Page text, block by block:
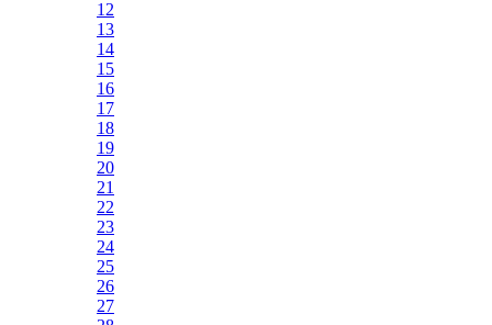
12
13
14
15
16
17
18
19
20
21
22
23
24
25
26
27